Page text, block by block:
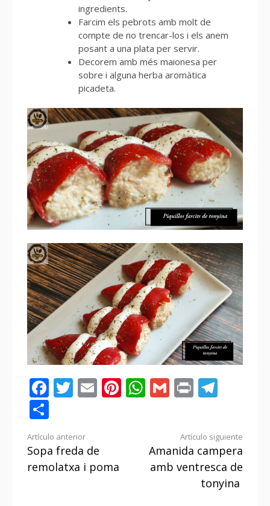
ingredients.
Farcim els pebrots amb molt de
compte de no trencar-los i els anem
posant a una plata per servir.
Decorem amb més maionesa per
sobre i alguna herba aromàtica
picadeta.
Facebook
Twitter
EmailPinterest
WhatsApp
Gmail
Print
Seguir
leyendo
Artículo anterior
Sopa freda de
remolatxa i poma
Artículo siguiente
Amanida campera
amb ventresca de
tonyina